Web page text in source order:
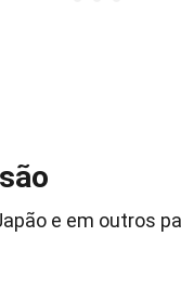
e em outros